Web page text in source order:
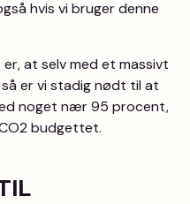
hvis vi bruger denne
at selv med et massivt
er vi stadig nødt til at
noget nær 95 procent,
budgettet.